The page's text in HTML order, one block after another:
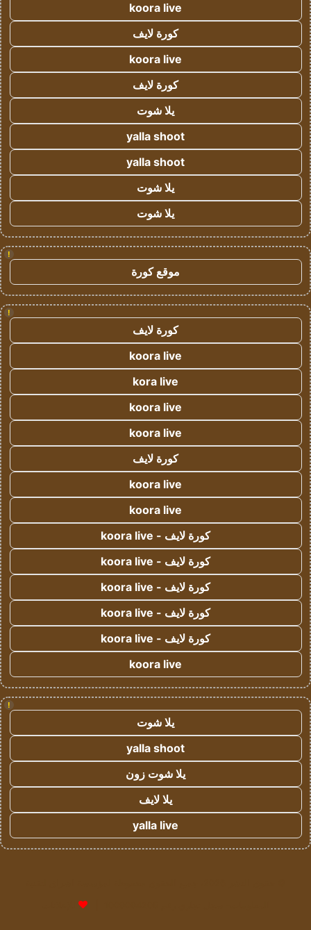
koora live
كورة لايف
koora live
كورة لايف
يلا شوت
yalla shoot
yalla shoot
يلا شوت
يلا شوت
!
موقع كورة
!
كورة لايف
koora live
kora live
koora live
koora live
كورة لايف
koora live
koora live
كورة لايف - koora live
كورة لايف - koora live
كورة لايف - koora live
كورة لايف - koora live
كورة لايف - koora live
koora live
!
يلا شوت
yalla shoot
يلا شوت زون
يلا لايف
yalla live